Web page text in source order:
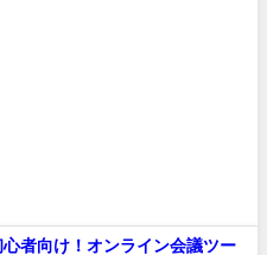
心者向け！オンライン会議ツー